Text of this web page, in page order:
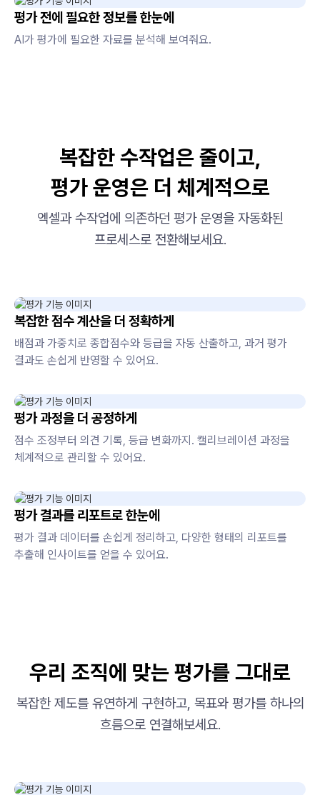
평가 전에 필요한 정보를 한눈에
AI가 평가에 필요한 자료를 분석해 보여줘요.
복잡한 수작업은 줄이고,
평가 운영은 더 체계적으로
엑셀과 수작업에 의존하던 평가 운영을 자동화된
프로세스로 전환해보세요.
복잡한 점수 계산을 더 정확하게
배점과 가중치로 종합점수와 등급을 자동 산출하고, 과거 평가
결과도 손쉽게 반영할 수 있어요.
평가 과정을 더 공정하게
점수 조정부터 의견 기록, 등급 변화까지. 캘리브레이션 과정을
체계적으로 관리할 수 있어요.
평가 결과를 리포트로 한눈에
평가 결과 데이터를 손쉽게 정리하고, 다양한 형태의 리포트를
추출해 인사이트를 얻을 수 있어요.
우리 조직에 맞는 평가를 그대로
복잡한 제도를 유연하게 구현하고, 목표와 평가를 하나의
흐름으로 연결해보세요.